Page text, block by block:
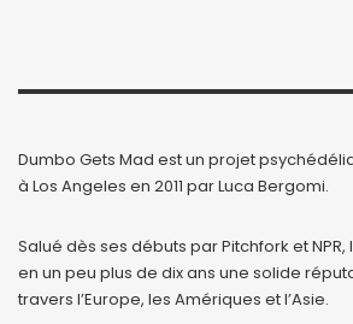
Dumbo Gets Mad est un projet
à Los Angeles en 2011 par Luca Bergomi.
Salué dès ses débuts par Pitchfork et NPR,
en un peu plus de dix ans une solide
travers l’Europe, les Amériques et l’Asie.